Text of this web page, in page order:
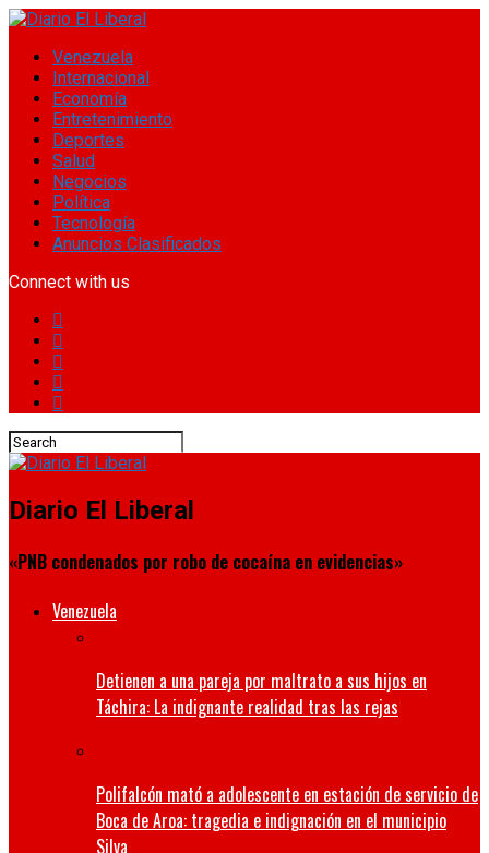
Venezuela
Internacional
Economía
Entretenimiento
Deportes
Salud
Negocios
Política
Tecnología
Anuncios Clasificados
Connect with us
Diario El Liberal
«PNB condenados por robo de cocaína en evidencias»
Venezuela
Detienen a una pareja por maltrato a sus hijos en
Táchira: La indignante realidad tras las rejas
Polifalcón mató a adolescente en estación de servicio de
Boca de Aroa: tragedia e indignación en el municipio
Silva